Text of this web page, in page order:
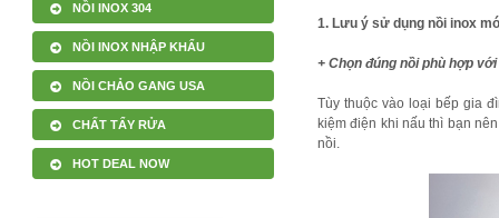
NỒI INOX 304
NỒI INOX NHẬP KHẨU
NỒI CHẢO GANG USA
CHẤT TẨY RỬA
HOT DEAL NOW
1. Lưu ý sử dụng nồi inox
+ Chọn đúng nồi phù hợp
Tùy thuộc vào loại bếp gia
kiệm điện khi nấu thì bạn
nồi.